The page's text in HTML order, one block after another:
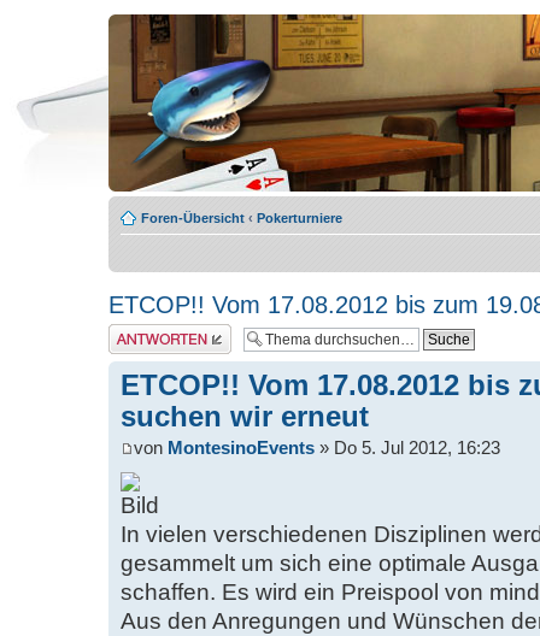
Foren-Übersicht ‹ Pokerturniere
ETCOP!! Vom 17.08.2012 bis zum
Antwort erstellen
ETCOP!! Vom 17.08.2012 bis
suchen wir erneut
von MontesinoEvents » Do 5. Jul 2012, 16:23
In vielen verschiedenen Disziplinen
gesammelt um sich eine optimale
schaffen. Es wird ein Preispool von
Aus den Anregungen und Wünschen